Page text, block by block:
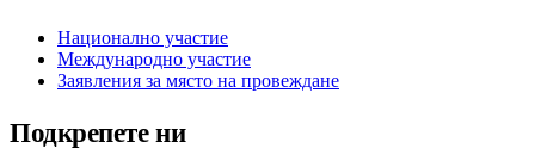
Национално участие
Международно участие
Заявления за място на провеждане
Подкрепете ни